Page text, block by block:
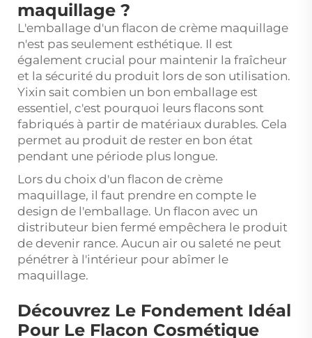
maquillage ?
L'emballage d'un flacon de crème maquillage
n'est pas seulement esthétique. Il est
également crucial pour maintenir la fraîcheur
et la sécurité du produit lors de son utilisation.
Yixin sait combien un bon emballage est
essentiel, c'est pourquoi leurs flacons sont
fabriqués à partir de matériaux durables. Cela
permet au produit de rester en bon état
pendant une période plus longue.
Lors du choix d'un flacon de crème
maquillage, il faut prendre en compte le
design de l'emballage. Un flacon avec un
distributeur bien fermé empêchera le produit
de devenir rance. Aucun air ou saleté ne peut
pénétrer à l'intérieur pour abîmer le
maquillage.
Découvrez Le Fondement Idéal
Pour Le Flacon Cosmétique